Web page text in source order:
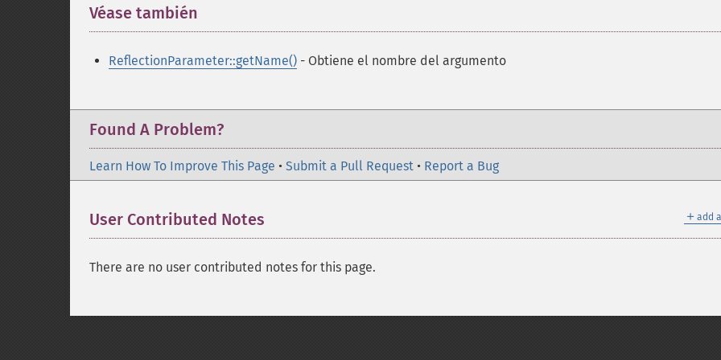
Véase también
ReflectionParameter::getName() - Obtiene el nombre del argumento
Found A Problem?
Learn How To Improve This Page • Submit a Pull Request • Report a Bug
＋ add
User Contributed Notes
There are no user contributed notes for this page.